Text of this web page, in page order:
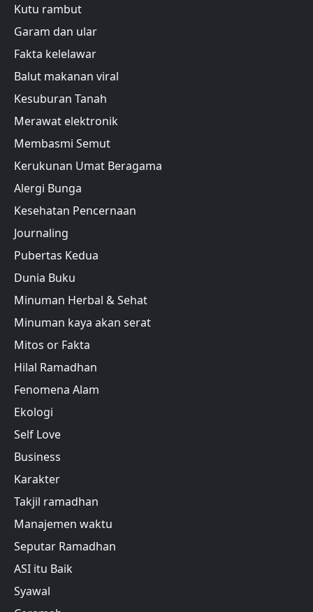
Kutu rambut
Garam dan ular
Fakta kelelawar
Balut makanan viral
Kesuburan Tanah
Merawat elektronik
Membasmi Semut
Kerukunan Umat Beragama
Alergi Bunga
Kesehatan Pencernaan
Journaling
Pubertas Kedua
Dunia Buku
Minuman Herbal & Sehat
Minuman kaya akan serat
Mitos or Fakta
Hilal Ramadhan
Fenomena Alam
Ekologi
Self Love
Business
Karakter
Takjil ramadhan
Manajemen waktu
Seputar Ramadhan
ASI itu Baik
Syawal